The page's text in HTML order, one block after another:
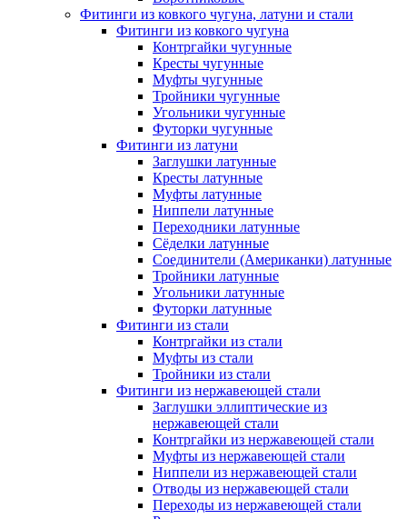
Фитинги из ковкого чугуна, латуни и стали
Фитинги из ковкого чугуна
Контргайки чугунные
Кресты чугунные
Муфты чугунные
Тройники чугунные
Угольники чугунные
Футорки чугунные
Фитинги из латуни
Заглушки латунные
Кресты латунные
Муфты латунные
Ниппели латунные
Переходники латунные
Сёделки латунные
Соединители (Американки) латунные
Тройники латунные
Угольники латунные
Футорки латунные
Фитинги из стали
Контргайки из стали
Муфты из стали
Тройники из стали
Фитинги из нержавеющей стали
Заглушки эллиптические из
нержавеющей стали
Контргайки из нержавеющей стали
Муфты из нержавеющей стали
Ниппели из нержавеющей стали
Отводы из нержавеющей стали
Переходы из нержавеющей стали